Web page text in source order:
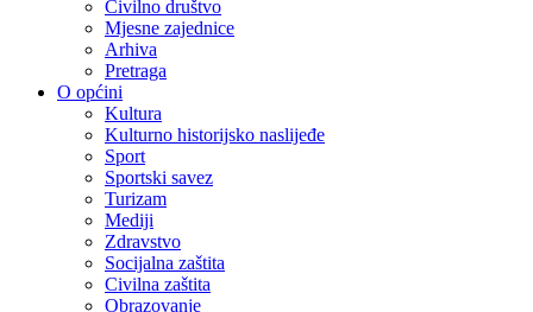
Civilno društvo
Mjesne zajednice
Arhiva
Pretraga
O općini
Kultura
Kulturno historijsko naslijeđe
Sport
Sportski savez
Turizam
Mediji
Zdravstvo
Socijalna zaštita
Civilna zaštita
Obrazovanje